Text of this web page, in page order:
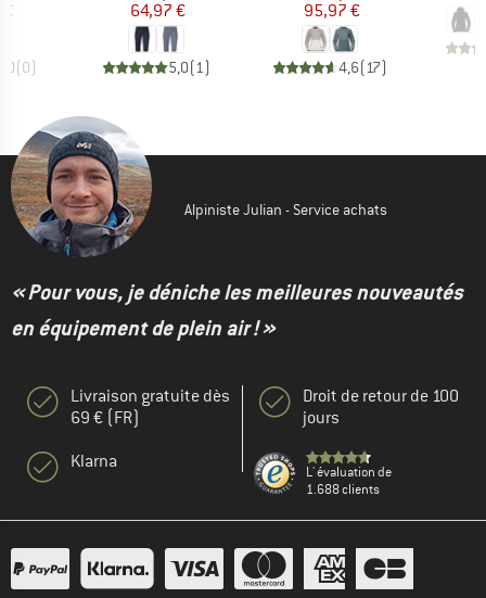
(0)
64,97 €
5,0(1)
95,97 €
4,6(17)
Alpiniste Julian - Service achats
« Pour vous, je déniche les meilleures nouveautés
en équipement de plein air ! »
Livraison gratuite dès
69 € (FR)
Klarna
Droit de retour de 100
jours
L' évaluation de
1.688 clients